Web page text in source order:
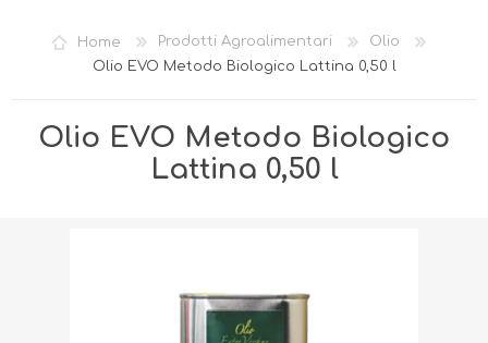
LISTA DEI DESIDERI
Home Prodotti Agroalimentari
Olio
Olio EVO Metodo Biologico Lattina 0,50 l
Olio EVO Metodo Biologico
Lattina 0,50 l